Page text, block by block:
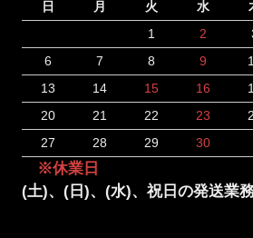
日 月 火 水
1
2
6
7 8 9
13
14 15 16
20
21 22 23
27
28 29 30
※休業日
(土)、(日)、(水)、祝日の発送業